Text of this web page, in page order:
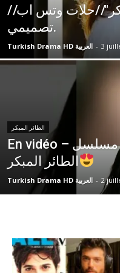
حلات وتس اب//
تصميمي.
Turkish Drama HD العربية - 3
الطائر المبكر
En vidéo – اجمل صور سنام ممثلة مسلسل
الطائر المبكر
Turkish Drama HD العربية - 2